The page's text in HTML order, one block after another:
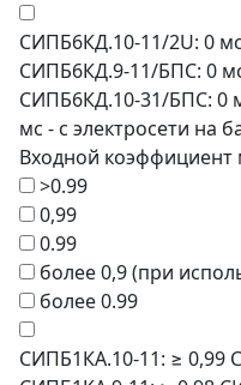
СИПБ6КД.10-11/2U: 0
СИПБ6КД.9-11/БПС: 0
СИПБ6КД.10-31/БПС: 0
мс - с электросети на
Входной
>0.99
0,99
0.99
более 0,9 (при
более 0.99
СИПБ1КА.10-11: ≥ 0,99